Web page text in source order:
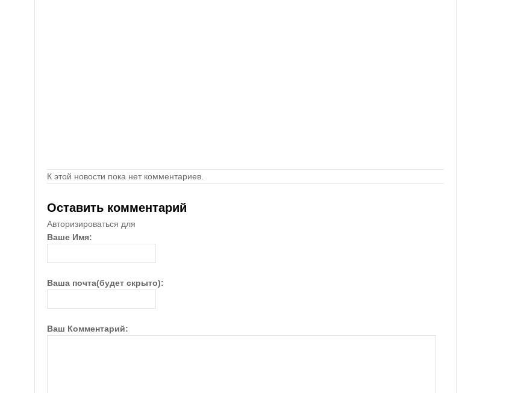
К этой новости пока нет комментариев.
Оставить комментарий
Авторизироваться для
Ваше Имя:
Ваша почта(будет скрыто):
Ваш Комментарий: